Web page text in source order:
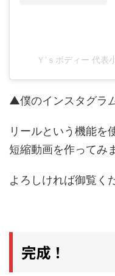
Ｙ’ｓボディー 代
▲僕のインスタグラ
リールという機能を
短縮動画を作ってみ
よろしければ御覧く
完成！